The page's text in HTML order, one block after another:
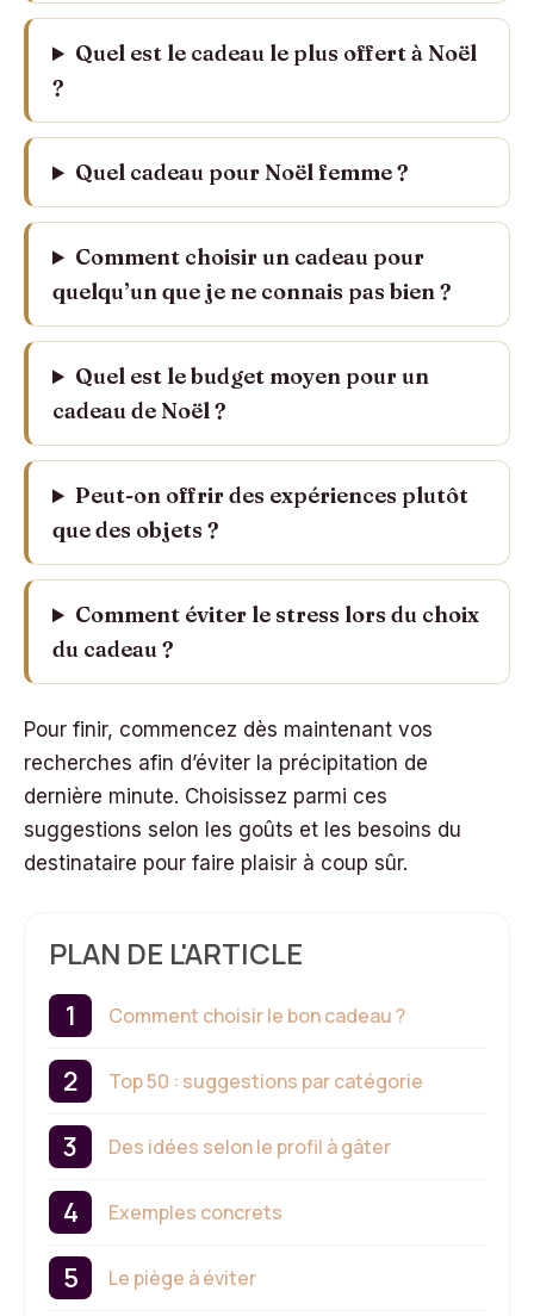
Quel est le cadeau le plus offert à Noël
?
Quel cadeau pour Noël femme ?
Comment choisir un cadeau pour
quelqu’un que je ne connais pas bien ?
Quel est le budget moyen pour un
cadeau de Noël ?
Peut-on offrir des expériences plutôt
que des objets ?
Comment éviter le stress lors du choix
du cadeau ?
Pour finir, commencez dès maintenant vos
recherches afin d’éviter la précipitation de
dernière minute. Choisissez parmi ces
suggestions selon les goûts et les besoins du
destinataire pour faire plaisir à coup sûr.
PLAN DE L'ARTICLE
Comment choisir le bon cadeau ?
Top 50 : suggestions par catégorie
Des idées selon le profil à gâter
Exemples concrets
Le piège à éviter